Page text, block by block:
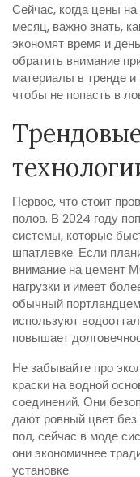
Сейчас, когда цены
месяц, важно знать,
экономят время и
обратить внимание
материалы в тренде и
чтобы не попасть в
Первое, что стоит
полов. В 2024 году
системы, которые
шпатлевке. Если
внимание на цемент
нагрузки и имеет
обычный
используют
повышает
Не забывайте про
краски на водной
соединений. Они
дают ровный цвет
пол, сейчас в моде
они экономичнее
установке.